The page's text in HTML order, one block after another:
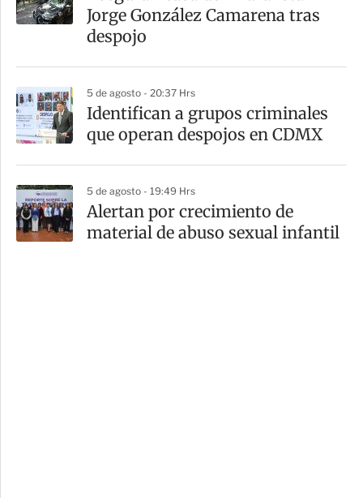
Jorge González Camarena tras
despojo
5 de agosto - 20:37 Hrs
Identifican a grupos criminales
que operan despojos en CDMX
5 de agosto - 19:49 Hrs
Alertan por crecimiento de
material de abuso sexual infantil